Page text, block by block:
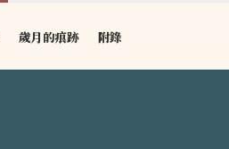
歲月的痕跡 附錄